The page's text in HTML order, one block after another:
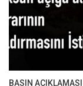
BASIN AÇIKLAMASI